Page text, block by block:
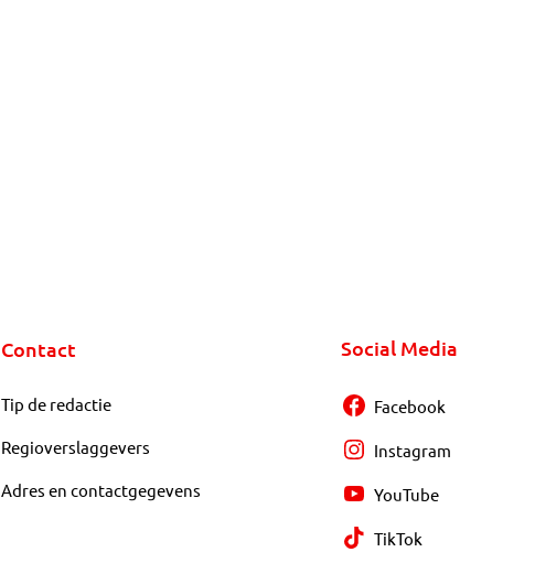
Contact
Tip de redactie
Regioverslaggevers
Adres en contactgegevens
Social Media
Facebook
Instagram
YouTube
TikTok